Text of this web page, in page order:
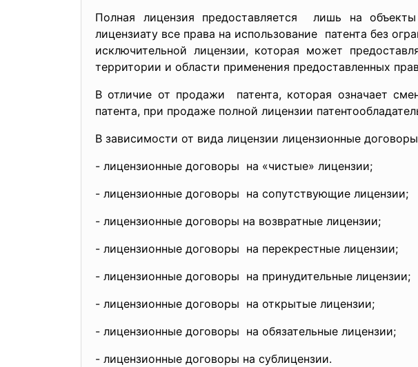
Полная лицензия предоставляется лишь на
лицензиату все права на использование патента без
исключительной лицензии, которая может
территории и области применения предоставленных
В отличие от продажи патента, которая означает
патента, при продаже полной лицензии
В зависимости от вида лицензии лицензионные
- лицензионные договоры на «чистые» лицензии;
- лицензионные договоры на сопутствующие лицензии;
- лицензионные договоры на возвратные лицензии;
- лицензионные договоры на перекрестные лицензии;
- лицензионные договоры на принудительные лицензии;
- лицензионные договоры на открытые лицензии;
- лицензионные договоры на обязательные лицензии;
- лицензионные договоры на сублицензии.